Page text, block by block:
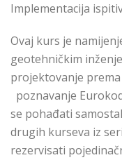
Implementacija
Ovaj kurs je
geotehničkim
projektovanje
poznavanje
se pohađati
drugih kurseva iz
rezervisati